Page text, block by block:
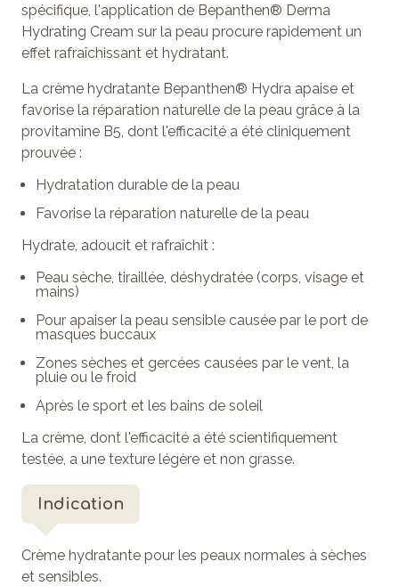
spécifique, l'application de Bepanthen® Derma
Hydrating Cream sur la peau procure rapidement un
effet rafraîchissant et hydratant.
La crème hydratante Bepanthen® Hydra apaise et
favorise la réparation naturelle de la peau grâce à la
provitamine B5, dont l'efficacité a été cliniquement
prouvée :
Hydratation durable de la peau
Favorise la réparation naturelle de la peau
Hydrate, adoucit et rafraîchit :
Peau sèche, tiraillée, déshydratée (corps, visage et
mains)
Pour apaiser la peau sensible causée par le port de
masques buccaux
Zones sèches et gercées causées par le vent, la
pluie ou le froid
Après le sport et les bains de soleil
La crème, dont l'efficacité a été scientifiquement
testée, a une texture légère et non grasse.
Indication
Crème hydratante pour les peaux normales à sèches
et sensibles.